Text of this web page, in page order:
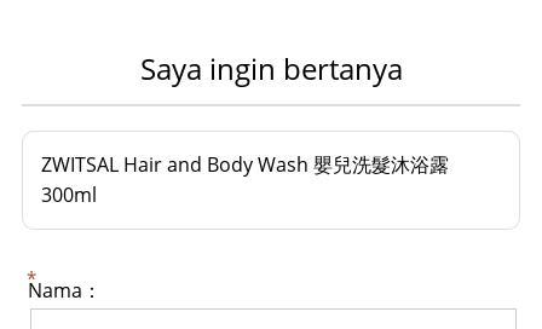
Saya ingin bertanya
ZWITSAL Hair and Body Wash 嬰兒洗髮沐浴露
300ml
Nama：